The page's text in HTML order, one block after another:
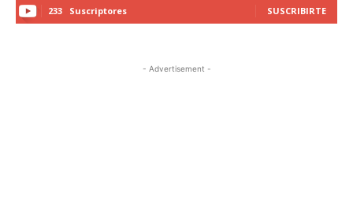
233 Suscriptores SUSCRIBIRTE
- Advertisement -